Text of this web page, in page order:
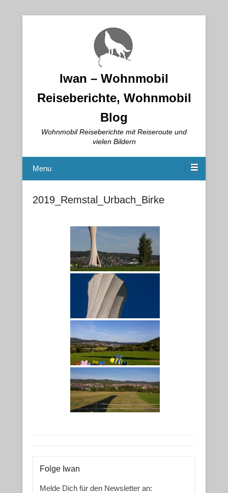
Iwan – Wohnmobil
Reiseberichte, Wohnmobil
Blog
Wohnmobil Reiseberichte mit Reiseroute und
vielen Bildern
Menu
2019_Remstal_Urbach_Birke
Folge Iwan
Melde Dich für den Newsletter an: